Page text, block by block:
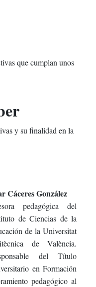
que cumplan unos
y su finalidad en la
Cáceres González
pedagógica del
de Ciencias de la
de la Universitat
de València.
del Título
en Formación
pedagógico al